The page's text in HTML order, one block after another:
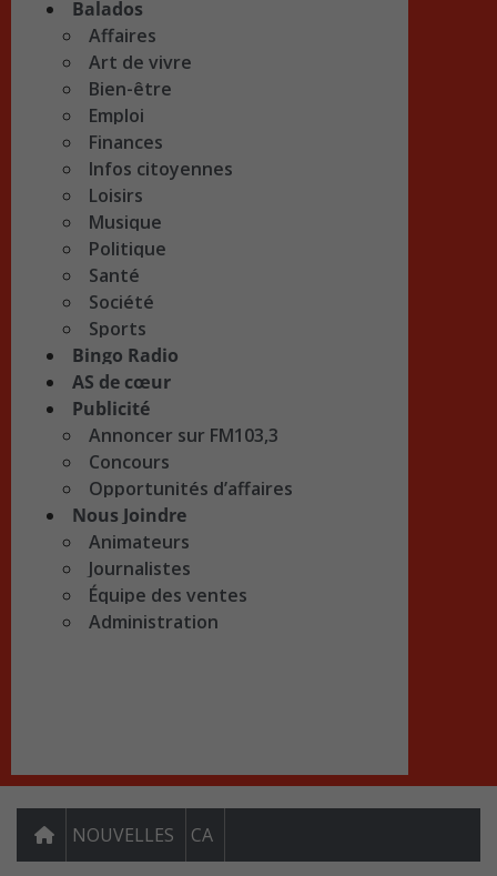
Balados
Affaires
Art de vivre
Bien-être
Emploi
Finances
Infos citoyennes
Loisirs
Musique
Politique
Santé
Société
Sports
Bingo Radio
AS de cœur
Publicité
Annoncer sur FM103,3
Concours
Opportunités d’affaires
Nous Joindre
Animateurs
Journalistes
Équipe des ventes
Administration
NOUVELLES CA